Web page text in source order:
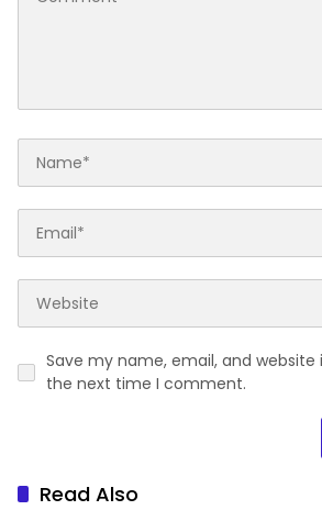
Save my name, email, and website
the next time I comment.
Read Also